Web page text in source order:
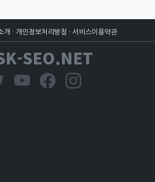
개 · 개인정보처리방침 · 서비스이용약관
SEO.NET